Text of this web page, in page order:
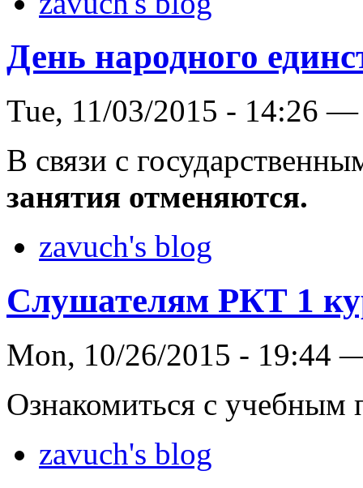
День народного
Tue, 11/03/2015 - 14:26 —
В связи с
занятия отменяются.
zavuch's blog
Слушателям РКТ 1
Mon, 10/26/2015 - 19:44
Ознакомиться с
zavuch's blog